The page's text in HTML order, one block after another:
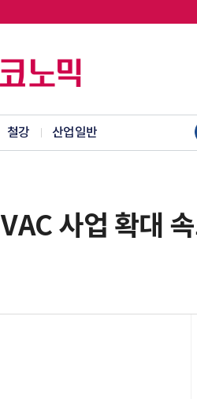
철강 산업일반
사업 확대